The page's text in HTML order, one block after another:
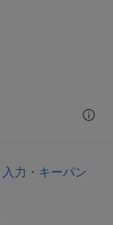
力・キーパン